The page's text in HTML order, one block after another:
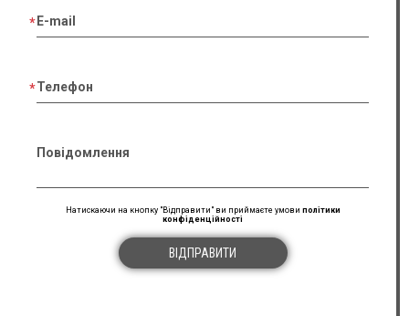
E-mail
Телефон
Повідомлення
Натискаючи на кнопку "Відправити" ви приймаєте умови політики
конфіденційності
ВІДПРАВИТИ